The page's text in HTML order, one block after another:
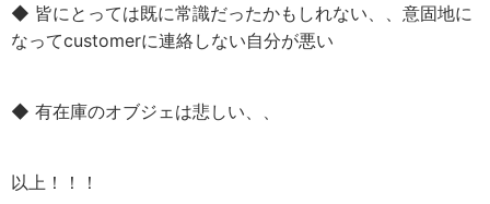
◆ 皆にとっては既に常識だったかもしれない、、意固地に
なってcustomerに連絡しない自分が悪い
◆ 有在庫のオブジェは悲しい、、
以上！！！